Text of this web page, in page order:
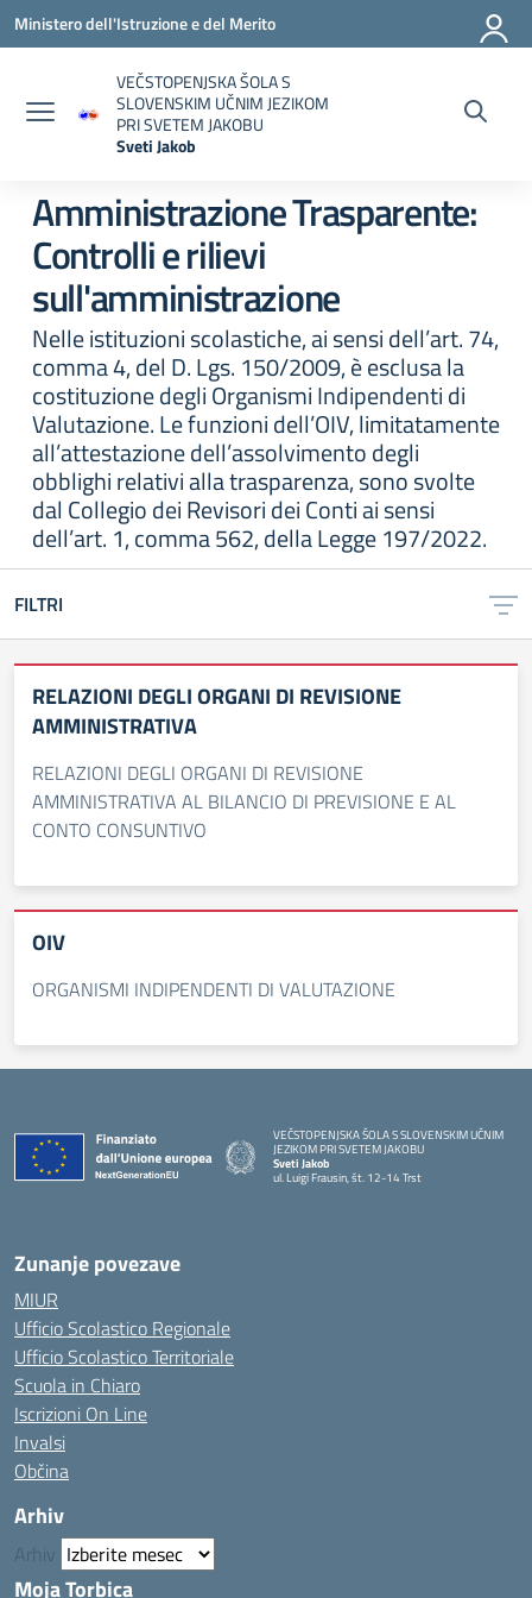
Vai ai contenuti
Vai al menu di navigazione
Vai al footer
Ministero dell'Istruzione e del Merito
VEČSTOPENJSKA ŠOLA S
SLOVENSKIM UČNIM JEZIKOM
PRI SVETEM JAKOBU
Sveti Jakob
Amministrazione Trasparente:
Controlli e rilievi
sull'amministrazione
Nelle istituzioni scolastiche, ai sensi dell’art. 74,
comma 4, del D. Lgs. 150/2009, è esclusa la
costituzione degli Organismi Indipendenti di
Valutazione. Le funzioni dell’OIV, limitatamente
all’attestazione dell’assolvimento degli
obblighi relativi alla trasparenza, sono svolte
dal Collegio dei Revisori dei Conti ai sensi
dell’art. 1, comma 562, della Legge 197/2022.
FILTRI
RELAZIONI DEGLI ORGANI DI REVISIONE
AMMINISTRATIVA
RELAZIONI DEGLI ORGANI DI REVISIONE
AMMINISTRATIVA AL BILANCIO DI PREVISIONE E AL
CONTO CONSUNTIVO
OIV
ORGANISMI INDIPENDENTI DI VALUTAZIONE
VEČSTOPENJSKA ŠOLA S SLOVENSKIM UČNIM
JEZIKOM PRI SVETEM JAKOBU
Sveti Jakob
ul. Luigi Frausin, št. 12-14 Trst
— Visita la pagina iniziale della scuola
Zunanje povezave
MIUR
Ufficio Scolastico Regionale
Ufficio Scolastico Territoriale
Scuola in Chiaro
Iscrizioni On Line
Invalsi
Občina
Arhiv
Arhiv
Moja Torbica